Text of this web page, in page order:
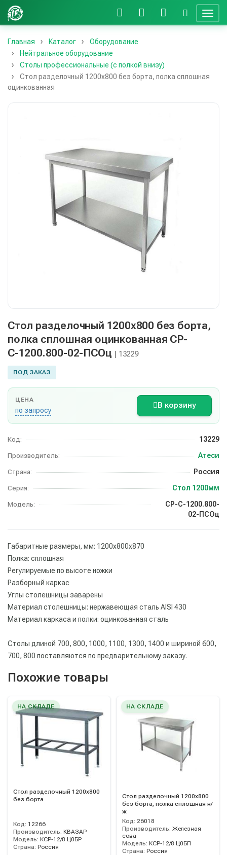
Главная Каталог
Оборудование
Нейтральное оборудование
Столы профессиональные (с полкой внизу)
Стол разделочный 1200х800 без борта, полка сплошная
оцинкованная
Стол разделочный 1200х800 без борта,
полка сплошная оцинкованная СР-
С-1200.800-02-ПСОц | 13229
ПОД ЗАКАЗ
ЦЕНА
по запросу
В корзину
Код: 13229
Производитель: Атеси
Страна: Россия
Серия: Стол 1200мм
Модель:
СР-С-1200.800-
02-ПСОц
Габаритные размеры, мм: 1200х800х870
Полка: сплошная
Регулируемые по высоте ножки
Разборный каркас
Углы столешницы заварены
Материал столешницы: нержавеющая сталь AISI 430
Материал каркаса и полки: оцинкованная сталь
Столы длиной 700, 800, 1000, 1100, 1300, 1400 и шириной 600,
700, 800 поставляются по предварительному заказу.
Похожие товары
НА СКЛАДЕ
Стол разделочный 1200х800
без борта
Код: 12266
Производитель: КВАЗАР
Модель: КСР-12/8 Ц0БР
Страна: Россия
НА СКЛАДЕ
Стол разделочный 1200х800
без борта, полка сплошная н/
ж
Код: 26018
Производитель: Железная
сова
Модель: КСР-12/8 Ц0БП
Страна: Россия